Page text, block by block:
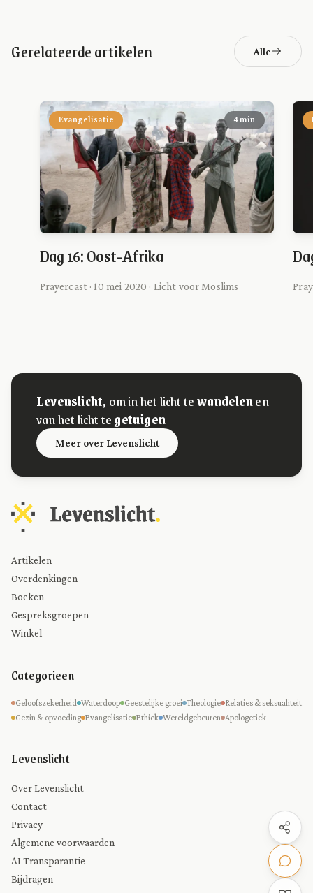
Gerelateerde artikelen Alle
Evangelisatie 4 min
Dag 16: Oost-Afrika
Prayercast · 10 mei 2020 · Licht voor Moslims
Levenslicht, om in het licht tewandelenen
van het licht tegetuigen
Meer over Levenslicht
Artikelen
Overdenkingen
Boeken
Gespreksgroepen
Winkel
Categorieen
Geloofszekerheid Waterdoop Geestelijke groei Theologie Relaties & seksualiteit
Gezin & opvoeding Evangelisatie Ethiek Wereldgebeuren Apologetiek
Levenslicht
Over Levenslicht
Contact
Privacy
Algemene voorwaarden
AI Transparantie
Bijdragen